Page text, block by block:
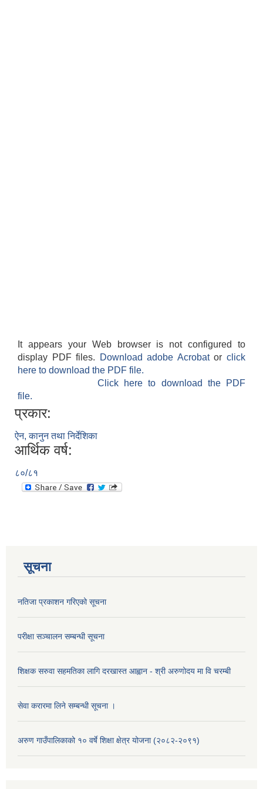
It appears your Web browser is not configured to
display PDF files.
Download adobe Acrobatorclick
here to download the PDF file.
Click here to download the PDF
file.
प्रकार:
ऐन, कानुन तथा निर्देशिका
आर्थिक वर्ष:
८०/८१
सूचना
नतिजा प्रकाशन गरिएको सूचना
परीक्षा सञ्चालन सम्बन्धी सूचना
शिक्षक सरुवा सहमतिका लागि दरखास्त आह्वान - श्री अरुणोदय मा वि चरम्बी
सेवा करारमा लिने सम्बन्धी सूचना ।
अरुण गाउँपालिकाको १० वर्षे शिक्षा क्षेत्र योजना (२०८२-२०९१)